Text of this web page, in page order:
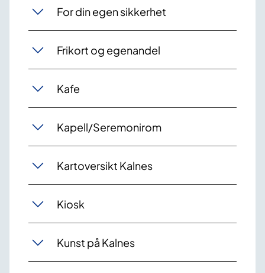
For din egen sikkerhet
Frikort og egenandel
Kafe
Kapell/Seremonirom
Kartoversikt Kalnes
Kiosk
Kunst på Kalnes